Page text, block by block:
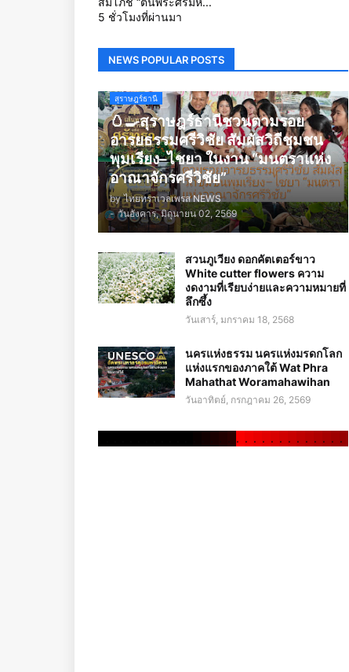
5 ชั่วโมงที่ผ่านมา
NEWS POPULAR POSTS
สุราษฎร์ธานี
🥚🍳สุราษฎร์ธานีชวนตามรอย
อารยธรรมศรีวิชัย สัมผัสวิถีชุมชน
พุมเรียง–ไชยา ในงาน “มนตราแห่ง
อาณาจักรศรีวิชัย”
by ไทยทราเวลเพรส NEWS
- วันอังคาร, มิถุนายน 02, 2569
สวนภูเวียง ดอกคัตเตอร์ขาว
White cutter flowers ความ
งดงามที่เรียบง่ายและความหมายที่
ลึกซึ้ง
วันเสาร์, มกราคม 18, 2568
นครแห่งธรรม นครแห่งมรดกโลก
แห่งแรกของภาคใต้ Wat Phra
Mahathat Woramahawihan
วันอาทิตย์, กรกฎาคม 26, 2569
. . . . . . . . . . . . . .